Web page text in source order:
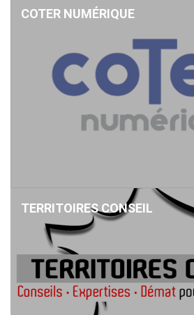
COTER NUMÉRIQUE
TERRITOIRES CONSEIL